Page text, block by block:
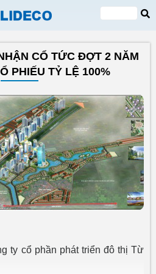
VI
EN
CỔ TỨC ĐỢT 2 NĂM
PHIẾU TỶ LỆ 100%
ty cổ phần phát triển đô thị Từ